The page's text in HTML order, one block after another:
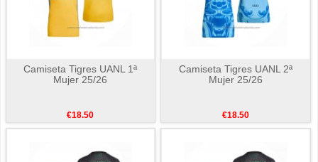
Camiseta Tigres UANL 1ª
Mujer 25/26
€18.50
Camiseta Tigres UANL 2ª
Mujer 25/26
€18.50